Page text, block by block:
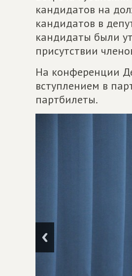
кандидатов на
кандидатов в
кандидаты были
присутствии
На конференции
вступлением в
партбилеты.